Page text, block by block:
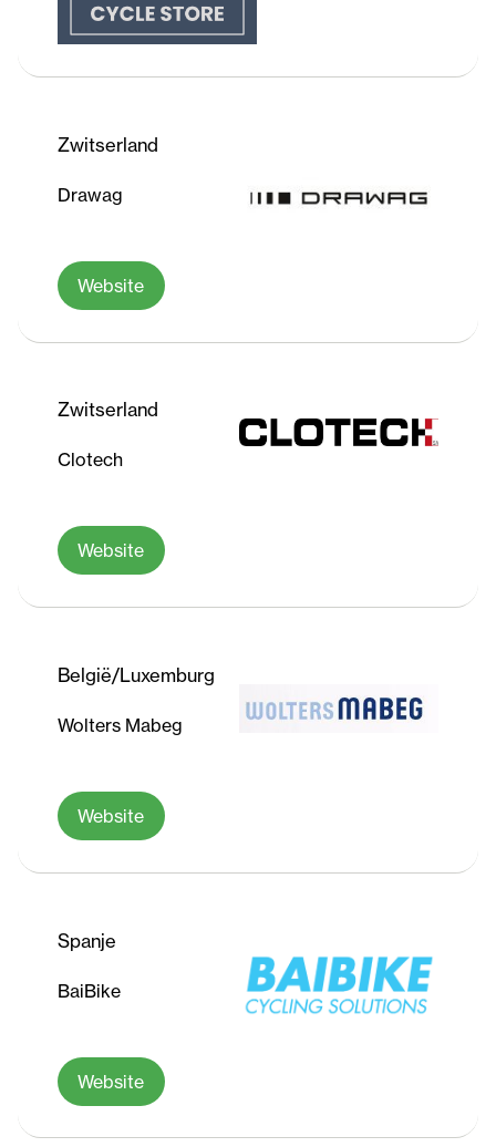
Zwitserland
Drawag
Website
Zwitserland
Clotech
Website
België/Luxemburg
Wolters Mabeg
Website
Spanje
BaiBike
Website